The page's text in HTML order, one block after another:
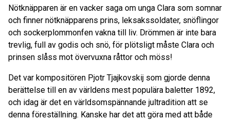
Nötknäpparen är en vacker saga om unga Clara som somnar
och finner nötknäpparens prins, leksakssoldater, snöflingor
och sockerplommonfen vakna till liv. Drömmen är inte bara
trevlig, full av godis och snö, för plötsligt måste Clara och
prinsen slåss mot övervuxna råttor och möss!
Det var kompositören Pjotr Tjajkovskij som gjorde denna
berättelse till en av världens mest populära baletter 1892,
och idag är det en världsomspännande jultradition att se
denna föreställning. Kanske har det att göra med att både